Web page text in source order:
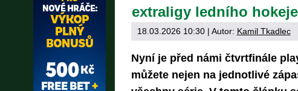
extraligy ledního
18.03.2026 10:30| Autor: Kamil Tkadlec
Nyní je před námi čtvrtfinále
můžete nejen na jednotlivé